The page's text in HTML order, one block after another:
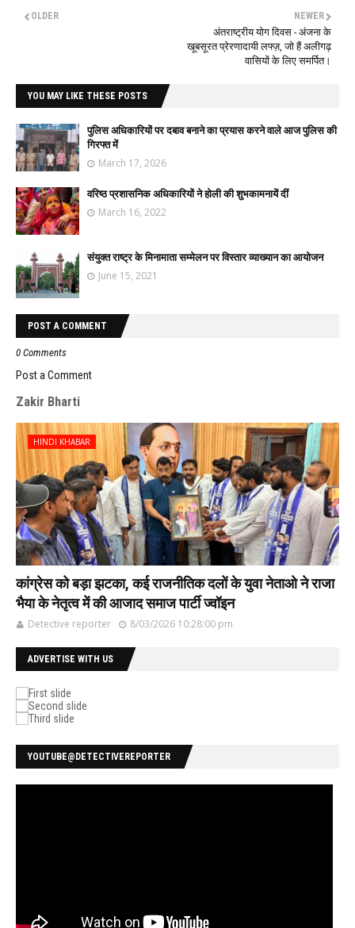
NEWER
अंतराष्ट्रीय योग दिवस - अंजना के
खूबसूरत प्रेरणादायी लफ्ज़, जो हैं अलीगढ़
वासियों के लिए समर्पित।
OLDER
YOU MAY LIKE THESE POSTS
पुलिस अधिकारियों पर दबाव बनाने का प्रयास करने वाले आज पुलिस की
गिरफ्त में
March 17, 2026
वरिष्ठ प्रशासनिक अधिकारियों ने होली की शुभकामनायें दीं
March 16, 2022
संयुक्त राष्ट्र के मिनामाता सम्मेलन पर विस्तार व्याख्यान का आयोजन
June 15, 2021
POST A COMMENT
0 Comments
Post a Comment
Zakir Bharti
HINDI KHABAR
कांग्रेस को बड़ा झटका, कई राजनीतिक दलों के युवा नेताओ ने राजा
भैया के नेतृत्व में की आजाद समाज पार्टी ज्वॉइन
Detective reporter 8/03/2026 10:28:00 pm
ADVERTISE WITH US
YOUTUBE@DETECTIVEREPORTER